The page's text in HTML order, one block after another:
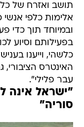
תושב ואזרח של
אלימות כלפי אנשי
ובמיוחד תוך כדי
בפעילותם וסיוע
כלשהי, וייענו
האינטרס
עבר פלילי".
"ישראל אינה
סוריה"